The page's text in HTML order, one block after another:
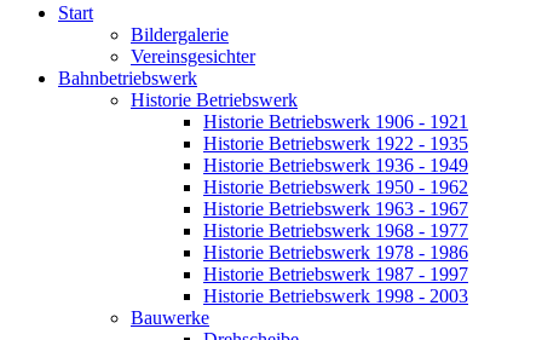
Start
Bildergalerie
Vereinsgesichter
Bahnbetriebswerk
Historie Betriebswerk
Historie Betriebswerk 1906 - 1921
Historie Betriebswerk 1922 - 1935
Historie Betriebswerk 1936 - 1949
Historie Betriebswerk 1950 - 1962
Historie Betriebswerk 1963 - 1967
Historie Betriebswerk 1968 - 1977
Historie Betriebswerk 1978 - 1986
Historie Betriebswerk 1987 - 1997
Historie Betriebswerk 1998 - 2003
Bauwerke